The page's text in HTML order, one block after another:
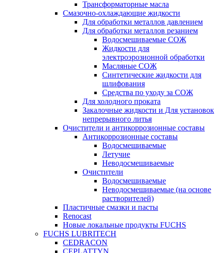
Трансформаторные масла
Смазочно-охлаждающие жидкости
Для обработки металлов давлением
Для обработки металлов резанием
Водосмешиваемые СОЖ
Жидкости для
электроэрозионной обработки
Масляные СОЖ
Синтетические жидкости для
шлифования
Средства по уходу за СОЖ
Для холодного проката
Закалочные жидкости и Для установок
непрерывного литья
Очистители и антикоррозионные составы
Антикоррозионные составы
Водосмешиваемые
Летучие
Неводосмешиваемые
Очистители
Водосмешиваемые
Неводосмешиваемые (на основе
растворителей)
Пластичные смазки и пасты
Renocast
Новые локальные продукты FUCHS
FUCHS LUBRITECH
CEDRACON
CEPLATTYN